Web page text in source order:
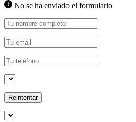
No se ha enviado el formulario
Reintentar